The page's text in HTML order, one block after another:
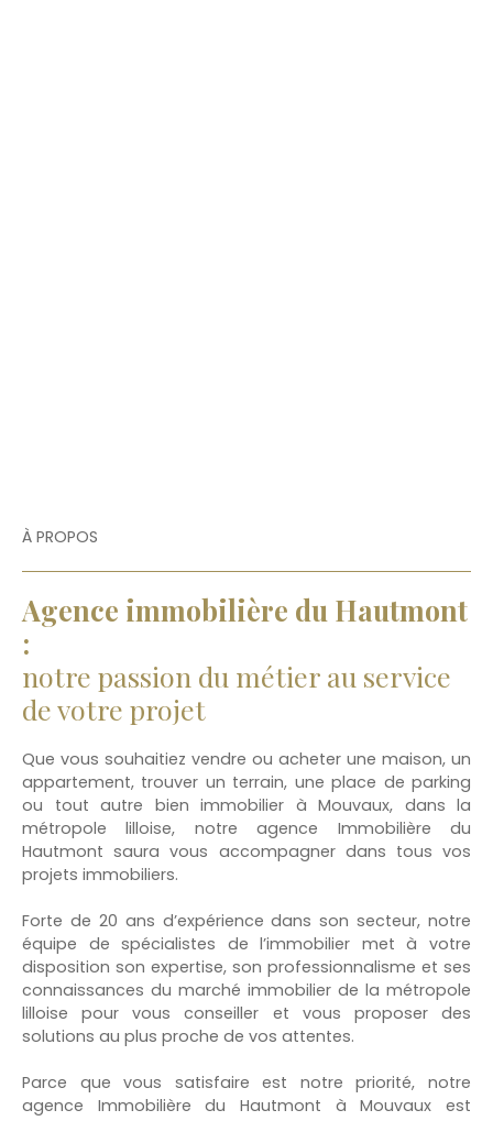
À PROPOS
Agence immobilière du Hautmont
:
notre passion du métier au service
de votre projet
Que vous souhaitiez vendre ou acheter une maison, un
appartement, trouver un terrain, une place de parking
ou tout autre bien immobilier à Mouvaux, dans la
métropole lilloise, notre agence Immobilière du
Hautmont saura vous accompagner dans tous vos
projets immobiliers.
Forte de 20 ans d’expérience dans son secteur, notre
équipe de spécialistes de l’immobilier met à votre
disposition son expertise, son professionnalisme et ses
connaissances du marché immobilier de la métropole
lilloise pour vous conseiller et vous proposer des
solutions au plus proche de vos attentes.
Parce que vous satisfaire est notre priorité, notre
agence Immobilière du Hautmont à Mouvaux est